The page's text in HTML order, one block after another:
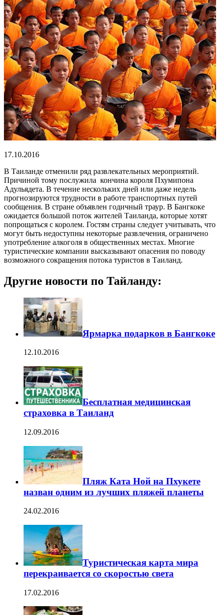
17.10.2016
В Таиланде отменили ряд развлекательных мероприятий.
Причиной тому послужила кончина короля Пхумипона
Адульядета. В течение нескольких дней или даже недель
прогнозируются трудности в работе транспортных путей
сообщения. В стране объявлен годичный траур. В Бангкоке
ожидается большой поток жителей Таиланда, которые хотят
попрощаться с королем. Гостям страны следует учитывать, что
могут быть недоступны некоторые развлечения, ограничено
употребление алкоголя в общественных местах. Многие
туристические компании высказывают опасения по поводу
возможного сокращения потока туристов в Таиланд.
Другие новости по Тайланду:
Ярмарка подарков в Бангкоке
12.10.2016
Бесплатная медицинская
страховка в Таиланд
12.09.2016
Пляж Ката Ной на Пхукете
назван одним из лучших пляжей планеты
24.02.2016
Туристическая карта мира
перекраивается со скоростью света
17.02.2016